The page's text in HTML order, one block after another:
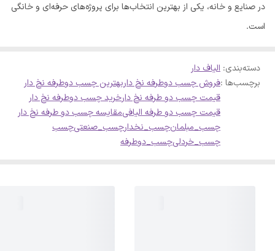
در صنایع و خانه، یکی از بهترین انتخاب‌ها برای پروژه‌های حرفه‌ای و خانگی
است.
دسته‌بندی: الیاف دار
برچسب‌ها :فروش چسب دوطرفه نخ داربهترین چسب دوطرفه نخ دار
قیمت چسب دو طرفه نخ دارخرید چسب دوطرفه نخ دار
قیمت چسب دو طرفه الیافیمقایسه چسب دو طرفه نخ دار
چسب_مبلمانچسب_نخدارچسب_صنعتیچسب
چسب_خردلیچسب_دوطرفه